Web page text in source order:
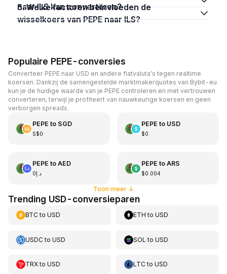
naar ILS kan converteren?
5. Welke factoren beïnvloeden de
wisselkoers van PEPE naar ILS?
Populaire PEPE-conversies
Converteer PEPE naar USD en andere fiatvaluta's tegen realtime
koersen. Dankzij de samengestelde marktmakerquotes van Bybit-eu
kun je de huidige waarde van je PEPE controleren en met vertrouwen
converteren, terwijl je profiteert van nauwkeurige koersen en geen
verborgen spreads.
PEPE to SGD
S$0
PEPE to USD
$0
PEPE to AED
د.إ0
PEPE to ARS
$0.004
Toon meer↓
Trending USD-conversieparen
BTCto USD ETH toUSD
USDCto USD SOL toUSD
TRXto USD LTCtoUSD